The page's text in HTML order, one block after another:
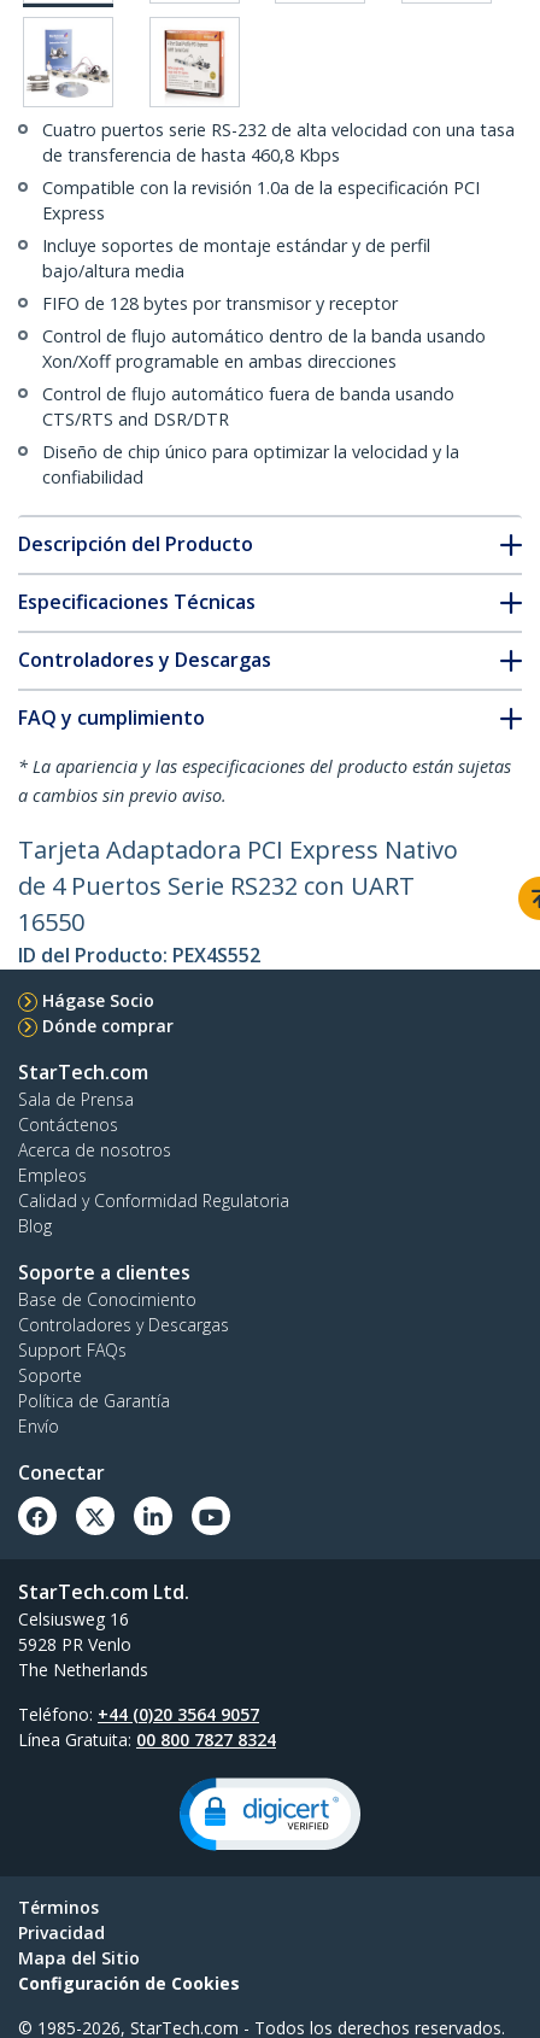
Cuatro puertos serie RS-232 de alta velocidad con una tasa
de transferencia de hasta 460,8 Kbps
Compatible con la revisión 1.0a de la especificación PCI
Express
Incluye soportes de montaje estándar y de perfil
bajo/altura media
FIFO de 128 bytes por transmisor y receptor
Control de flujo automático dentro de la banda usando
Xon/Xoff programable en ambas direcciones
Control de flujo automático fuera de banda usando
CTS/RTS and DSR/DTR
Diseño de chip único para optimizar la velocidad y la
confiabilidad
Descripción del Producto
Especificaciones Técnicas
Controladores y Descargas
FAQ y cumplimiento
* La apariencia y las especificaciones del producto están sujetas
a cambios sin previo aviso.
Tarjeta Adaptadora PCI Express Nativo
de 4 Puertos Serie RS232 con UART
16550
ID del Producto: PEX4S552
Hágase Socio
Dónde comprar
StarTech.com
Sala de Prensa
Contáctenos
Acerca de nosotros
Empleos
Calidad y Conformidad Regulatoria
Blog
Soporte a clientes
Base de Conocimiento
Controladores y Descargas
Support FAQs
Soporte
Política de Garantía
Envío
Conectar
StarTech.com Ltd.
Celsiusweg 16
5928 PR Venlo
The Netherlands
Teléfono: +44 (0)20 3564 9057
Línea Gratuita: 00 800 7827 8324
Términos
Privacidad
Mapa del Sitio
Configuración de Cookies
© 1985-2026, StarTech.com - Todos los derechos reservados.